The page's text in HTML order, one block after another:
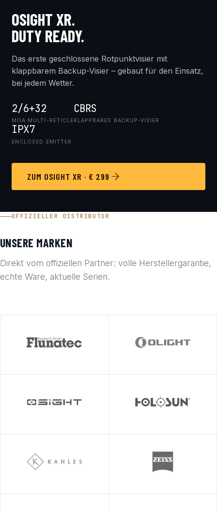
OSIGHT XR.
DUTY READY.
Das erste geschlossene Rotpunktvisier mit
klappbarem Backup-Visier – gebaut für den Einsatz,
bei jedem Wetter.
2/6+32
MOA MULTI-RETICLE
CBRS
KLAPPBARES BACKUP-VISIER
IPX7
ENCLOSED EMITTER
ZUM OSIGHT XR · € 299
OFFIZIELLER DISTRIBUTOR
UNSERE MARKEN
Direkt vom offiziellen Partner: volle Herstellergarantie,
echte Ware, aktuelle Serien.